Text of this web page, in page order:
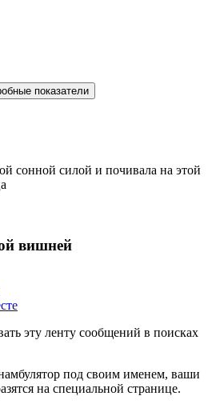
показатели
сонной силой и почивала на этой
вишней
эту ленту сообщений в поисках
под своим именем, ваши
на специальной странице.